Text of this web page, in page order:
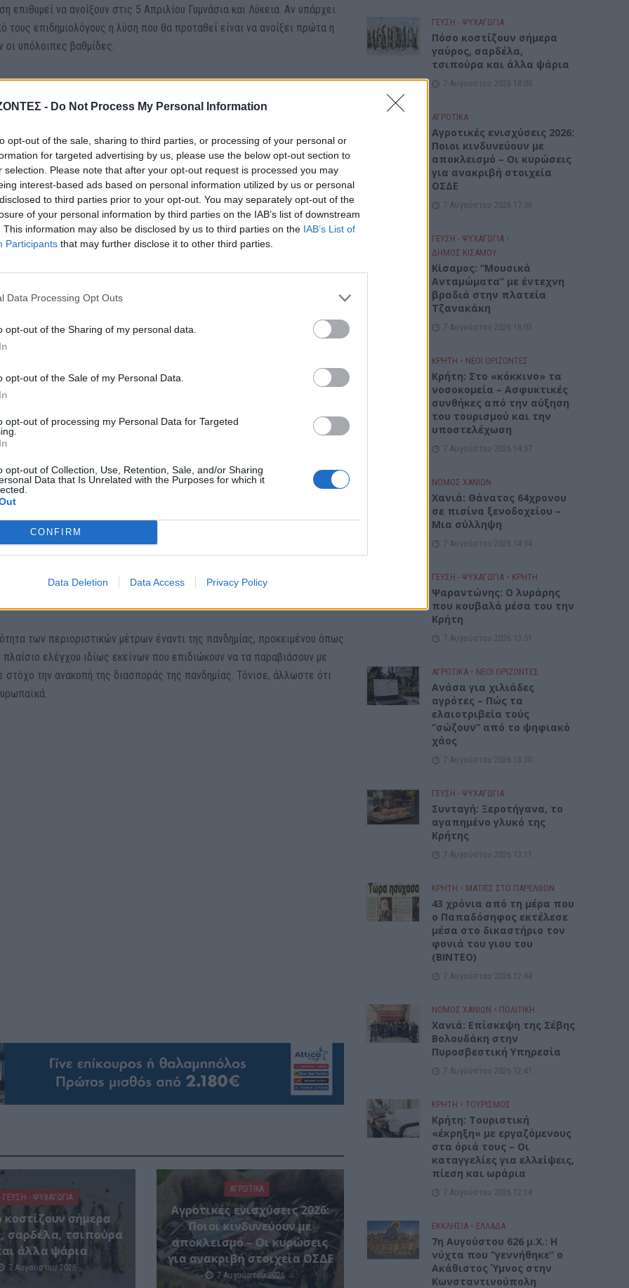
- Do Not Process My Personal Information
opt-out of the sale, sharing to third parties, or processing of your personal or
for targeted advertising by us, please use the below opt-out section to
selection. Please note that after your opt-out request is processed you may
interest-based ads based on personal information utilized by us or personal
to third parties prior to your opt-out. You may separately opt-out of the
of your personal information by third parties on the IAB’s list of downstream
This information may also be disclosed by us to third parties on the IAB’s List of
Participants that may further disclose it to other third parties.
Data Processing Opt Outs
opt-out of the Sharing of my personal data.
opt-out of the Sale of my Personal Data.
opt-out of processing my Personal Data for Targeted
opt-out of Collection, Use, Retention, Sale, and/or Sharing
Data that Is Unrelated with the Purposes for which it
CONFIRM
Data Deletion Data Access Privacy Policy
να ανοίξουν στις 5 Απριλίου Γυμνάσια και Λύκεια. Αν υπάρχει
τους επιδημιολόγους η λύση που θα προταθεί είναι να ανοίξει πρώτα η
οι υπόλοιπες βαθμίδες.
στο τραπέζι της συζήτησης, ενώ αντίθετα θα συζητηθεί αν θα
δήμο σε δήμο ακόμα και το επόμενο Σαββατοκύριακο.
τα SMS
στο 13033, το οποίο βρίσκεται στη ζωή μας για… πάνω από ένα χρόνο,
ανοίξει η εστίαση και δεν θα έχει πια νόημα να το χρησιμοποιούμε.
να συμβεί είτε στις 12, είτε στις 19 Απριλίου.
που εστάλησαν στο 13033 για μετακίνηση κατά τη διάρκεια του
!
τους αναφέρθηκε και ο υφυπουργός Ψηφιακής Διακυβέρνησης από το
μηνυμάτων μέσω κινητού τηλεφώνου με τις έξι επιλογές προς
– Μαΐου και από τον Νοέμβριο μέχρι σήμερα, έκανε γνωστό στη Βουλή ο
Γιώργος Γεωργαντάς.
οι γραπτές άδειες μετακίνησης. «Σε όλο τον κόσμο οι
μέσο βεβαίωσης το χαρτί, εμείς θέλαμε να δώσουμε μια εναλλακτική
το SMS» ανέφερε, απαντώντας σε επίκαιρη ερώτηση του
των προσωπικών δεδομένων των αποστολέων, σημειώνοντας
μηνύματος για μετακίνηση, τα ηλεκτρονικά μηνύματα
των περιοριστικών μέτρων έναντι της πανδημίας, προκειμένου όπως
ελέγχου ιδίως εκείνων που επιδιώκουν να τα παραβιάσουν με
στόχο την ανακοπή της διασποράς της πανδημίας. Τόνισε, άλλωστε ότι
ΓΕΎΣΗ - ΨΥΧΑΓΩΓΊΑ
κοστίζουν σήμερα
σαρδέλα, τσιπούρα
άλλα ψάρια
7 Αυγούστου 2026
ΑΓΡΟΤΙΚΑ
Αγροτικές ενισχύσεις 2026:
Ποιοι κινδυνεύουν με
αποκλεισμό – Οι κυρώσεις
για ανακριβή στοιχεία ΟΣΔΕ
7 Αυγούστου 2026
ΓΕΎΣΗ - ΨΥΧΑΓΩΓΊΑ
Πόσο κοστίζουν σήμερα
γαύρος, σαρδέλα,
τσιπούρα και άλλα ψάρια
7 Αυγούστου 2026 18:00
ΑΓΡΟΤΙΚΑ
Αγροτικές ενισχύσεις 2026:
Ποιοι κινδυνεύουν με
αποκλεισμό – Οι κυρώσεις
για ανακριβή στοιχεία
ΟΣΔΕ
7 Αυγούστου 2026 17:56
ΓΕΎΣΗ - ΨΥΧΑΓΩΓΊΑ •
ΔΉΜΟΣ ΚΙΣΆΜΟΥ
Κίσαμος: “Μουσικά
Ανταμώματα” με έντεχνη
βραδιά στην πλατεία
Τζανακάκη
7 Αυγούστου 2026 16:03
ΚΡΗΤΗ • ΝΕΟΙ ΟΡΙΖΟΝΤΕΣ
Κρήτη: Στο «κόκκινο» τα
νοσοκομεία – Ασφυκτικές
συνθήκες από την αύξηση
του τουρισμού και την
υποστελέχωση
7 Αυγούστου 2026 14:57
ΝΟΜΌΣ ΧΑΝΊΩΝ
Χανιά: Θάνατος 64χρονου
σε πισίνα ξενοδοχείου –
Μια σύλληψη
7 Αυγούστου 2026 14:54
ΓΕΎΣΗ - ΨΥΧΑΓΩΓΊΑ • ΚΡΗΤΗ
Ψαραντώνης: Ο λυράρης
που κουβαλά μέσα του την
Κρήτη
7 Αυγούστου 2026 13:51
ΑΓΡΟΤΙΚΑ • ΝΕΟΙ ΟΡΙΖΟΝΤΕΣ
Ανάσα για χιλιάδες
αγρότες – Πώς τα
ελαιοτριβεία τούς
“σώζουν” από το ψηφιακό
χάος
7 Αυγούστου 2026 13:30
ΓΕΎΣΗ - ΨΥΧΑΓΩΓΊΑ
Συνταγή: Ξεροτήγανα, το
αγαπημένο γλυκό της
Κρήτης
7 Αυγούστου 2026 13:11
ΚΡΗΤΗ • ΜΑΤΙΕΣ ΣΤΟ ΠΑΡΕΛΘΟΝ
43 χρόνια από τη μέρα που
ο Παπαδόσηφος εκτέλεσε
μέσα στο δικαστήριο τον
φονιά του γιου του
(ΒΙΝΤΕΟ)
7 Αυγούστου 2026 12:44
ΝΟΜΌΣ ΧΑΝΊΩΝ • ΠΟΛΙΤΙΚΗ
Xανιά: Επίσκεψη της Σέβης
Βολουδάκη στην
Πυροσβεστική Υπηρεσία
7 Αυγούστου 2026 12:41
ΚΡΗΤΗ • ΤΟΥΡΙΣΜΟΣ
Κρήτη: Τουριστική
«έκρηξη» με εργαζόμενους
στα όριά τους – Οι
καταγγελίες για ελλείψεις,
πίεση και ωράρια
7 Αυγούστου 2026 12:14
ΕΚΚΛΗΣΙΑ • ΕΛΛΑΔΑ
7η Αυγούστου 626 μ.Χ.: Η
νύχτα που “γεννήθηκε” ο
Ακάθιστος Ύμνος στην
Κωνσταντινούπολη